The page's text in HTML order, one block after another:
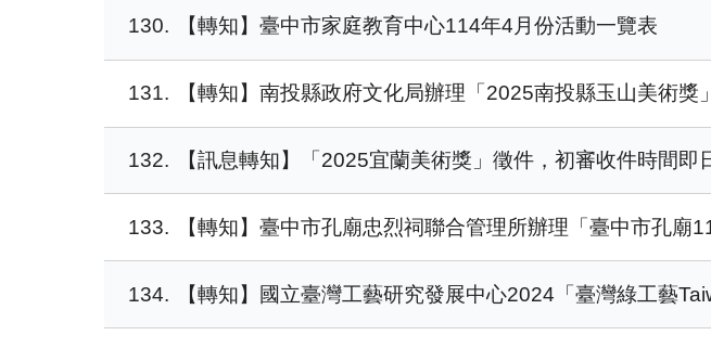
130 【轉知】臺中市家庭教育中心114年4月份活動一覽表
131 【轉知】南投縣政府文化局辦理「2025南投縣玉山美術獎」
132 【訊息轉知】「2025宜蘭美術獎」徵件，初審收件時間即
133 【轉知】臺中市孔廟忠烈祠聯合管理所辦理「臺中市孔
134 【轉知】國立臺灣工藝研究發展中心2024「臺灣綠工藝